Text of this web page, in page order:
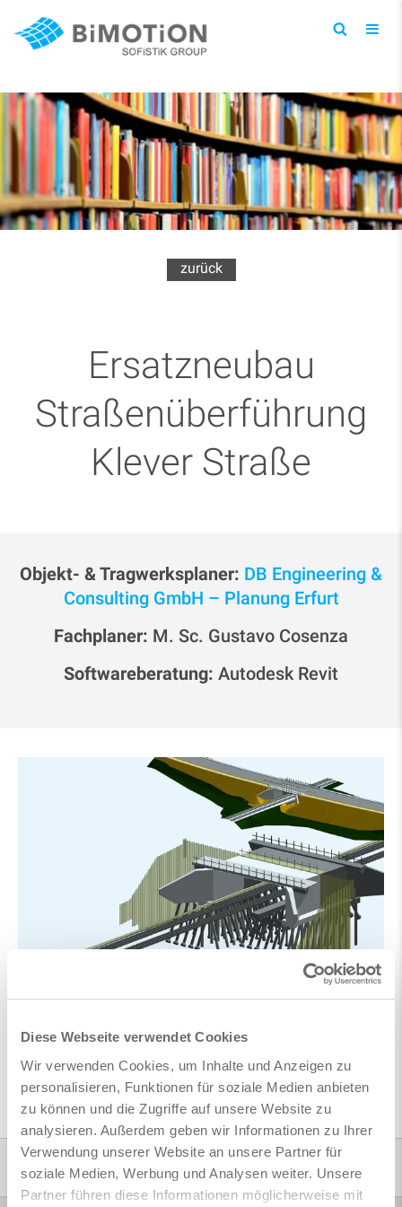
Diese Webseite verwendet Cookies
Wir verwenden Cookies, um Inhalte und Anzeigen zu
personalisieren, Funktionen für soziale Medien anbieten
zu können und die Zugriffe auf unsere Website zu
analysieren. Außerdem geben wir Informationen zu Ihrer
Verwendung unserer Website an unsere Partner für
soziale Medien, Werbung und Analysen weiter. Unsere
Partner führen diese Informationen möglicherweise mit
zurück
Ersatzneubau
Straßenüberführung
Klever Straße
Objekt- & Tragwerksplaner: DB Engineering &
Consulting GmbH – Planung Erfurt
Fachplaner: M. Sc. Gustavo Cosenza
Softwareberatung: Autodesk Revit
Ausbildung